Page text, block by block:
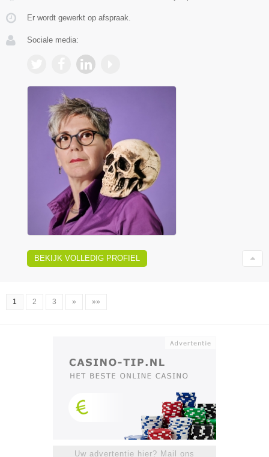
Er wordt gewerkt op afspraak.
Sociale media:
BEKIJK VOLLEDIG PROFIEL
1 2 3 » »»
Uw advertentie hier? Mail ons